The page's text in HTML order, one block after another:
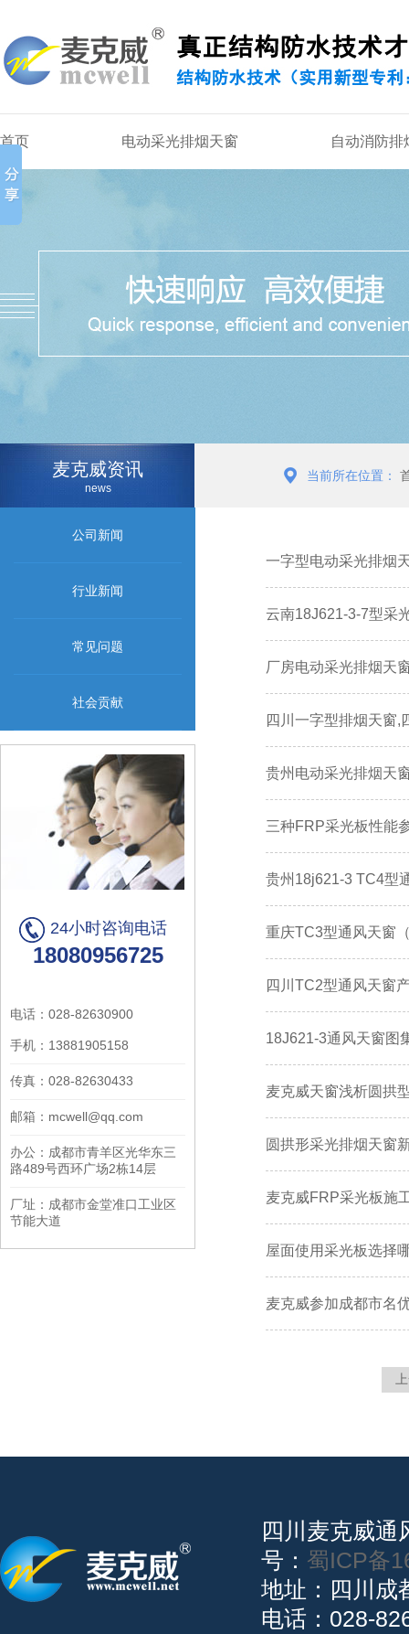
首页 电动采光排烟天窗 自动消防排
当前所在位置：
麦克威资讯
news
公司新闻
行业新闻
常见问题
社会贡献
24小时咨询电话
18080956725
电话：028-82630900
手机：13881905158
传真：028-82630433
邮箱：mcwell@qq.com
办公：成都市青羊区光华东三
路489号西环广场2栋14层
厂址：成都市金堂准口工业区
节能大道
一字型电动采光排烟
云南18J621-3-7型采
厂房电动采光排烟天
四川一字型排烟天窗,
贵州电动采光排烟天
三种FRP采光板性能
贵州18j621-3 TC4型
重庆TC3型通风天窗
四川TC2型通风天窗
18J621-3通风天窗图
麦克威天窗浅析圆拱
圆拱形采光排烟天窗
麦克威FRP采光板施
屋面使用采光板选择
麦克威参加成都市名
四川麦克威
号： 蜀ICP备
地址：四川成
电话：028-